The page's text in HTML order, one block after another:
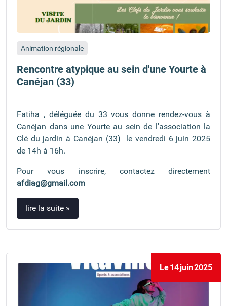
Animation régionale
Rencontre atypique au sein d'une Yourte à
Canéjan (33)
Fatiha , déléguée du 33 vous donne rendez-vous à
Canéjan dans une Yourte au sein de l'association la
Clé du jardin à Canéjan (33) le vendredi 6 juin 2025
de 14h à 16h.
Pour vous inscrire, contactez directement
afdiag@gmail.com
lire la suite »
Le14juin2025